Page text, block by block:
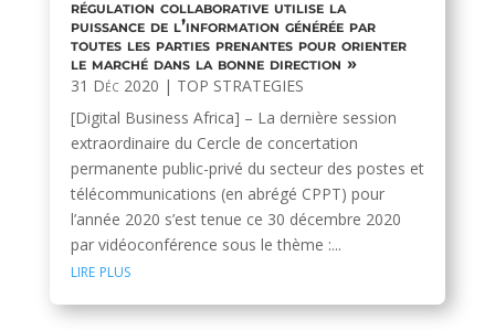
régulation collaborative utilise la
puissance de l’information générée par
toutes les parties prenantes pour orienter
le marché dans la bonne direction »
31 Déc 2020 | TOP STRATEGIES
[Digital Business Africa] – La dernière session
extraordinaire du Cercle de concertation
permanente public-privé du secteur des postes et
télécommunications (en abrégé CPPT) pour
l’année 2020 s’est tenue ce 30 décembre 2020
par vidéoconférence sous le thème :...
lire plus